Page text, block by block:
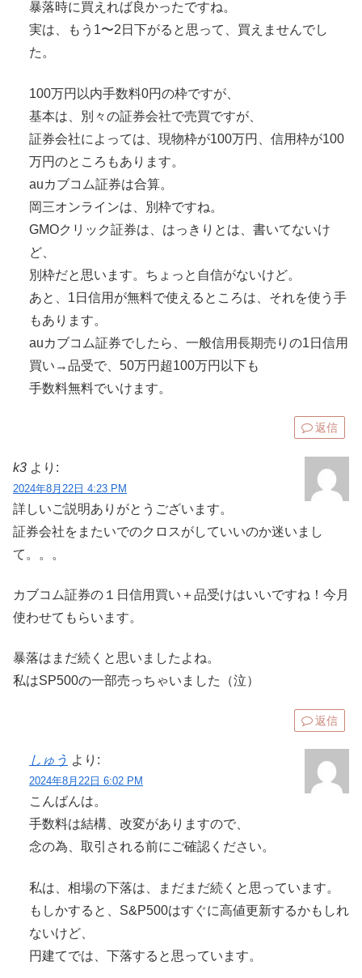
暴落時に買えれば良かったですね。
実は、もう1〜2日下がると思って、買えませんでし
た。
100万円以内手数料0円の枠ですが、
基本は、別々の証券会社で売買ですが、
証券会社によっては、現物枠が100万円、信用枠が100
万円のところもあります。
auカブコム証券は合算。
岡三オンラインは、別枠ですね。
GMOクリック証券は、はっきりとは、書いてないけ
ど、
別枠だと思います。ちょっと自信がないけど。
あと、1日信用が無料で使えるところは、それを使う手
もあります。
auカブコム証券でしたら、一般信用長期売りの1日信用
買い→品受で、50万円超100万円以下も
手数料無料でいけます。
返信
k3 より:
2024年8月22日 4:23 PM
詳しいご説明ありがとうございます。
証券会社をまたいでのクロスがしていいのか迷いまし
て。。。
カブコム証券の１日信用買い＋品受けはいいですね！今月
使わせてもらいます。
暴落はまだ続くと思いましたよね。
私はSP500の一部売っちゃいました（泣）
返信
しゅう より:
2024年8月22日 6:02 PM
こんばんは。
手数料は結構、改変がありますので、
念の為、取引される前にご確認ください。
私は、相場の下落は、まだまだ続くと思っています。
もしかすると、S&P500はすぐに高値更新するかもしれ
ないけど、
円建てでは、下落すると思っています。